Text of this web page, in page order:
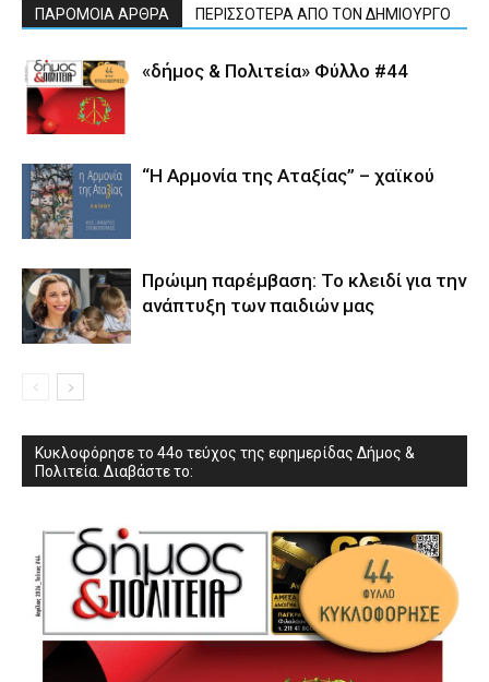
ΠΑΡΟΜΟΙΑ ΑΡΘΡΑ ΠΕΡΙΣΣΟΤΕΡΑ ΑΠΟ ΤΟΝ ΔΗΜΙΟΥΡΓΟ
«δήμος & Πολιτεία» Φύλλο #44
“Η Αρμονία της Αταξίας” – χαϊκού
Πρώιμη παρέμβαση: Το κλειδί για την
ανάπτυξη των παιδιών µας
Κυκλοφόρησε το 44ο τεύχος της εφημερίδας Δήμος &
Πολιτεία. Διαβάστε το: